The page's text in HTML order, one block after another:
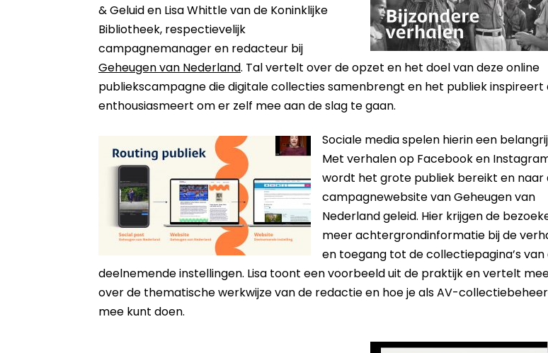
& Geluid en Lisa Whittle van de Koninklijke
Bibliotheek, respectievelijk
campagnemanager en redacteur bij
Geheugen van Nederland. Tal vertelt over de opzet en het doel van deze online
publiekscampagne die digitale collecties samenbrengt en het publiek inspireert
enthousiasmeert om er zelf mee aan de slag te gaan.
Sociale media spelen hierin een
Met verhalen op Facebook en
wordt het grote publiek bereikt en naar
campagnewebsite van Geheugen van
Nederland geleid. Hier krijgen de
meer achtergrondinformatie bij de
en toegang tot de collectiepagina’s van
deelnemende instellingen. Lisa toont een voorbeeld uit de praktijk en vertelt
over de thematische werkwijze van de redactie en hoe je als AV-
mee kunt doen.